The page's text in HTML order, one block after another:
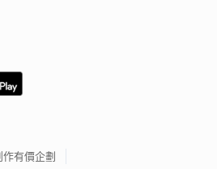
作有價企劃